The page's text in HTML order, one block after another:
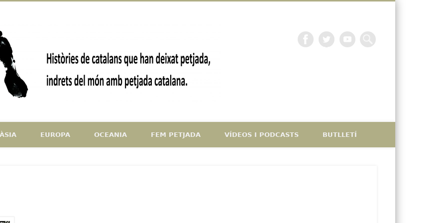
La petjada catalana
del món amb petjada catalana
ÀSIA EUROPA OCEANIA FEM PETJADA VÍDEOS I PODCASTS BUTLLETÍ